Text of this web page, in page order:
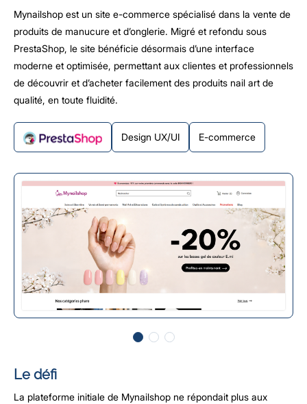
Mynailshop est un site e-commerce spécialisé dans la vente de
produits de manucure et d’onglerie. Migré et refondu sous
PrestaShop, le site bénéficie désormais d’une interface
moderne et optimisée, permettant aux clientes et professionnels
de découvrir et d’acheter facilement des produits nail art de
qualité, en toute fluidité.
Design UX/UI E-commerce
Le défi
La plateforme initiale de Mynailshop ne répondait plus aux